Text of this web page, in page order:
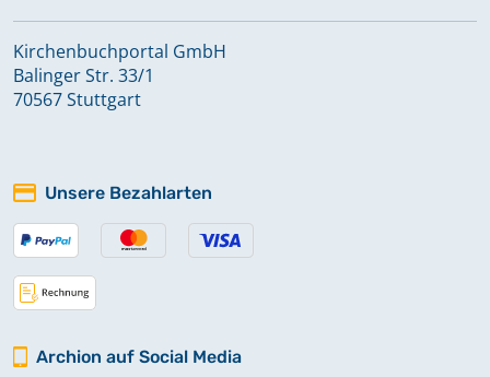
Kirchenbuchportal GmbH
Balinger Str. 33/1
70567 Stuttgart
Unsere Bezahlarten
Archion auf Social Media